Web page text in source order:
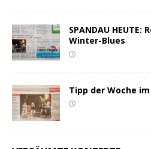
SPANDAU HEUTE:
Winter-Blues
Tipp der Woche